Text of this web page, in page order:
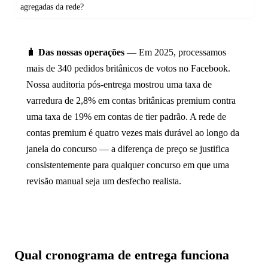
agregadas da rede?
🧳 Das nossas operações — Em 2025, processamos
mais de 340 pedidos britânicos de votos no Facebook.
Nossa auditoria pós-entrega mostrou uma taxa de
varredura de 2,8% em contas britânicas premium contra
uma taxa de 19% em contas de tier padrão. A rede de
contas premium é quatro vezes mais durável ao longo da
janela do concurso — a diferença de preço se justifica
consistentemente para qualquer concurso em que uma
revisão manual seja um desfecho realista.
Qual cronograma de entrega funciona